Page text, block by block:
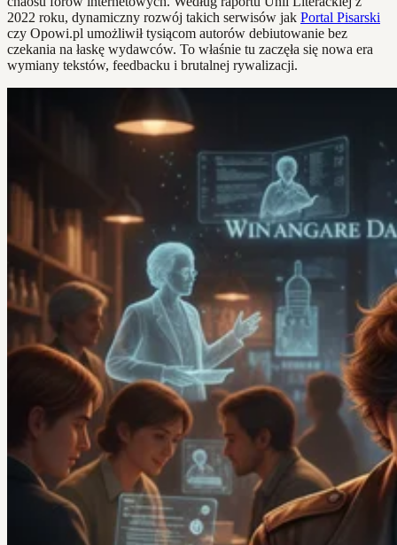
2022 roku, dynamiczny rozwój takich serwisów jak Portal Pisarski
czy Opowi.pl umożliwił tysiącom autorów debiutowanie bez
czekania na łaskę wydawców. To właśnie tu zaczęła się nowa era
wymiany tekstów, feedbacku i brutalnej rywalizacji.